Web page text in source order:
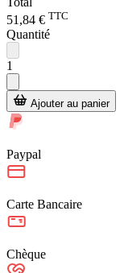
51,84 € TTC
Quantité
1
Ajouter au panier
Paypal
Carte Bancaire
Chèque